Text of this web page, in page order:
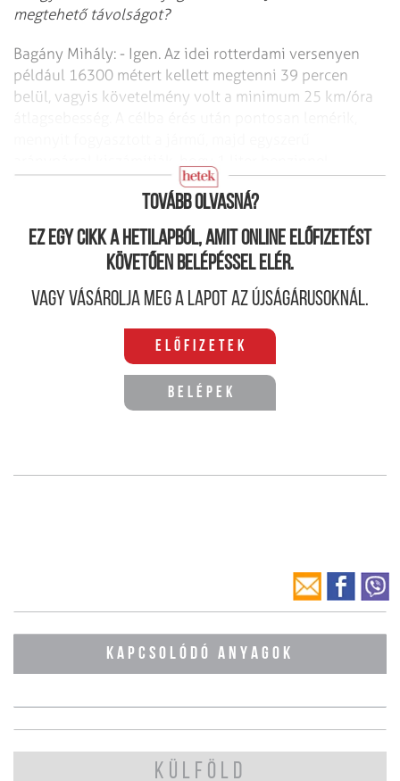
megtehető távolságot?
Bagány Mihály: - Igen. Az idei rotterdami versenyen
például 16300 métert kellett megtenni 39 percen
belül, vagyis követelmény volt a minimum 25 km/óra
Tovább olvasná?
Ez egy cikk a hetilapból, amit online előfizetést
követően belépéssel elér.
Vagy vásárolja meg a lapot az újságárusoknál.
Előfizetek
Belépek
KAPCSOLÓDÓ ANYAGOK
KÜLFÖLD